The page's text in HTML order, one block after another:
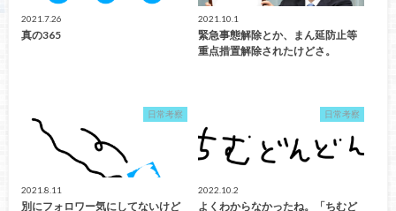
2021.7.26
真の365
2021.10.1
緊急事態解除とか、まん延防止等
重点措置解除されたけどさ。
日常考察
2021.8.11
別にフォロワー気にしてないけど
日常考察
2022.10.2
よくわからなかったね。「ちむど